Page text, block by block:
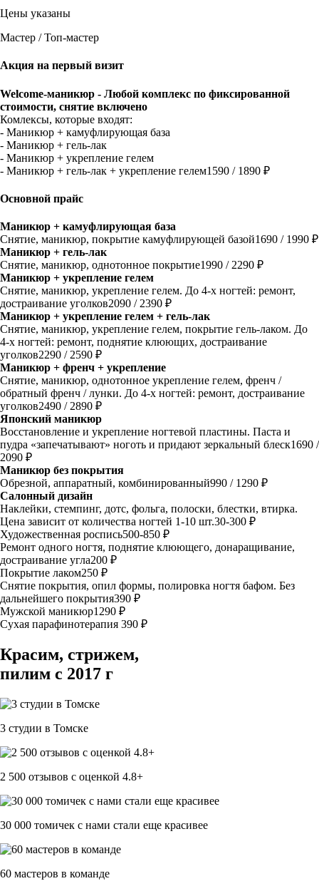
Цены указаны
Мастер / Топ-мастер
Акция на первый визит
Welcome-маникюр - Любой комплекс по фиксированной
стоимости, снятие включено
Комлексы, которые входят:
- Маникюр + камуфлирующая база
- Маникюр + гель-лак
- Маникюр + укрепление гелем
- Маникюр + гель-лак + укрепление гелем1590 / 1890 ₽
Основной прайс
Маникюр + камуфлирующая база
Снятие, маникюр, покрытие камуфлирующей базой1690 / 1990 ₽
Маникюр + гель-лак
Снятие, маникюр, однотонное покрытие1990 / 2290 ₽
Маникюр + укрепление гелем
Снятие, маникюр, укрепление гелем. До 4-х ногтей: ремонт,
достраивание уголков2090 / 2390 ₽
Маникюр + укрепление гелем + гель-лак
Снятие, маникюр, укрепление гелем, покрытие гель-лаком. До
4-х ногтей: ремонт, поднятие клюющих, достраивание
уголков2290 / 2590 ₽
Маникюр + френч + укрепление
Снятие, маникюр, однотонное укрепление гелем, френч /
обратный френч / лунки. До 4-х ногтей: ремонт, достраивание
уголков2490 / 2890 ₽
Японский маникюр
Восстановление и укрепление ногтевой пластины. Паста и
пудра «запечатывают» ноготь и придают зеркальный блеск1690 /
2090 ₽
Маникюр без покрытия
Обрезной, аппаратный, комбинированный990 / 1290 ₽
Салонный дизайн
Наклейки, стемпинг, дотс, фольга, полоски, блестки, втирка.
Цена зависит от количества ногтей 1-10 шт.30-300 ₽
Художественная роспись500-850 ₽
Ремонт одного ногтя, поднятие клюющего, донаращивание,
достраивание угла200 ₽
Покрытие лаком250 ₽
Снятие покрытия, опил формы, полировка ногтя бафом. Без
дальнейшего покрытия390 ₽
Мужской маникюр1290 ₽
Сухая парафинотерапия 390 ₽
Красим, стрижем,
пилим с 2017 г
3 студии в Томске
2 500 отзывов c оценкой 4.8+
30 000 томичек с нами стали еще красивее
60 мастеров в команде